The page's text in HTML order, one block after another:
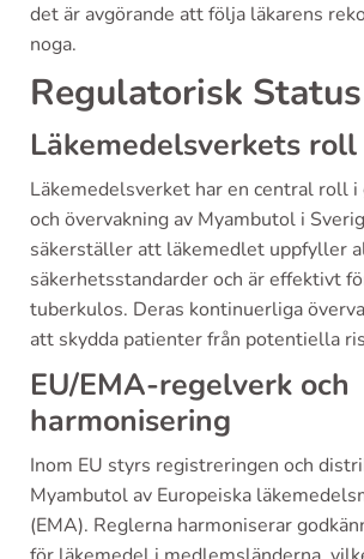
det är avgörande att följa läkarens
noga.
Regulatorisk Status
Läkemedelsverkets roll
Läkemedelsverket har en central roll i
och övervakning av Myambutol i
säkerställer att läkemedlet uppfyller
säkerhetsstandarder och är effektivt
tuberkulos. Deras kontinuerliga
att skydda patienter från potentiella
EU/EMA-regelverk och
harmonisering
Inom EU styrs registreringen och
Myambutol av Europeiska
(EMA). Reglerna harmoniserar